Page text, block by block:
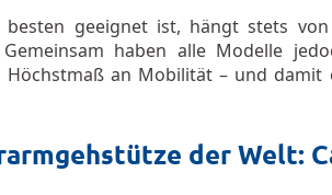
besten geeignet ist, hängt stets
haben alle Modelle
an Mobilität – und damit
der Welt: